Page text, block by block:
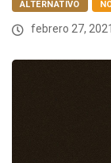
ALTERNATIVO
febrero 27, 2021